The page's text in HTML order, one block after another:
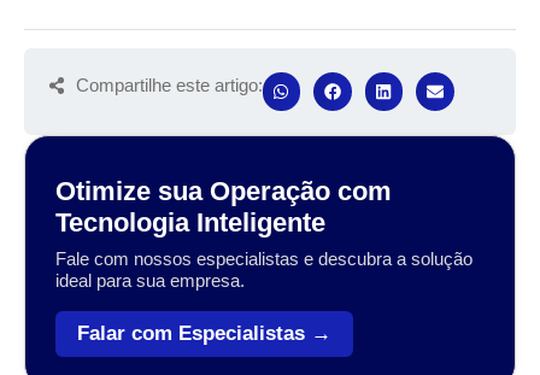
Compartilhe este artigo:
Otimize sua Operação com
Tecnologia Inteligente
Fale com nossos especialistas e descubra a solução
ideal para sua empresa.
Falar com Especialistas →